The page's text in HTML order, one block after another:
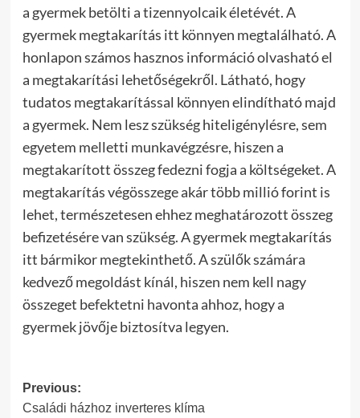
a gyermek betölti a tizennyolcaik életévét. A
gyermek megtakarítás itt könnyen megtalálható. A
honlapon számos hasznos információ olvasható el
a megtakarítási lehetőségekről. Látható, hogy
tudatos megtakarítással könnyen elindítható majd
a gyermek. Nem lesz szükség hiteligénylésre, sem
egyetem melletti munkavégzésre, hiszen a
megtakarított összeg fedezni fogja a költségeket. A
megtakarítás végösszege akár több millió forint is
lehet, természetesen ehhez meghatározott összeg
befizetésére van szükség. A gyermek megtakarítás
itt bármikor megtekinthető. A szülők számára
kedvező megoldást kínál, hiszen nem kell nagy
összeget befektetni havonta ahhoz, hogy a
gyermek jövője biztosítva legyen.
Post
Previous:
Családi házhoz inverteres klíma